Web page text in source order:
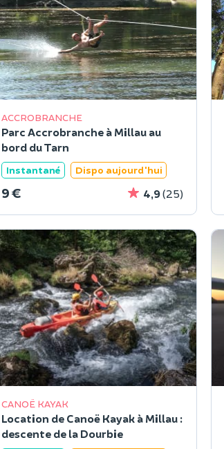
ACCROBRANCHE
Parc Accrobranche à Millau au
bord du Tarn
Instantané Dispo aujourd'hui
9 € 4,9(25)
CANOË KAYAK
Location de Canoë Kayak à Millau :
descente de la Dourbie